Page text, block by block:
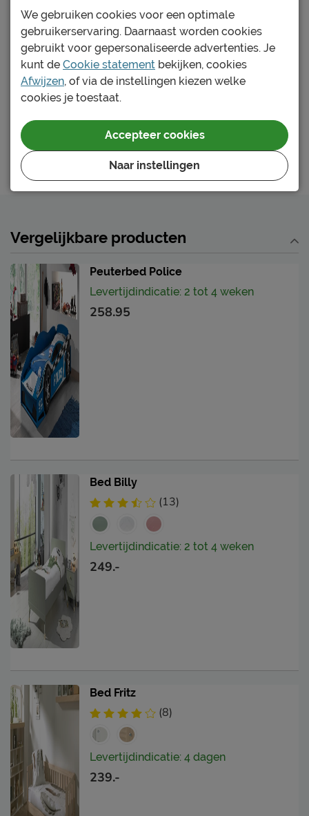
Type bed
Standaard
Goed om te weten
Onderhoud
Afnemen met een vochtig
doekje
CBW voorwaarden
Montage
Leveranciersinformatie
8710, Wielsbeke, België
Yes, dit wordt hem!
Bed Bronxx met nachtkast
Maat:90 x 200 cm
Kleur:zwart
339.-
In winkelwagen
Vergelijkbare producten
Peuterbed Police
Levertijdindicatie: 2 tot 4 weken
258.95
Bed Billy
(13)
Levertijdindicatie: 2 tot 4 weken
249.-
Bed Fritz
(8)
Levertijdindicatie: 4 dagen
239.-
We gebruiken cookies voor een optimale
gebruikerservaring. Daarnaast worden cookies
gebruikt voor gepersonaliseerde advertenties. Je
kunt de Cookie statement bekijken, cookies
Afwijzen, of via de instellingen kiezen welke
cookies je toestaat.
Naar instellingen
Accepteer cookies